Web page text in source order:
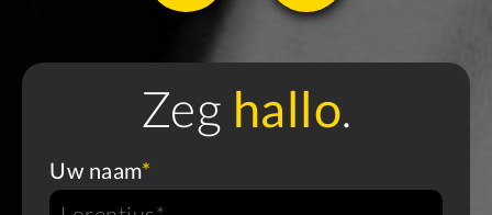
Zeg hallo.
Uw naam*